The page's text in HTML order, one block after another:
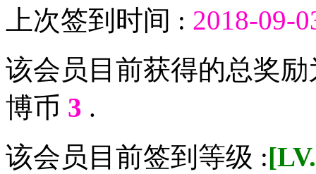
上次签到时间 : 2018-09-
该会员目前获得的总奖
博币 3 .
该会员目前签到等级 :